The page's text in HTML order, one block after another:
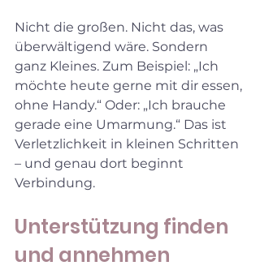
Nicht die großen. Nicht das, was
überwältigend wäre. Sondern
ganz Kleines. Zum Beispiel: „Ich
möchte heute gerne mit dir essen,
ohne Handy.“ Oder: „Ich brauche
gerade eine Umarmung.“ Das ist
Verletzlichkeit in kleinen Schritten
– und genau dort beginnt
Verbindung.
Unterstützung finden
und annehmen